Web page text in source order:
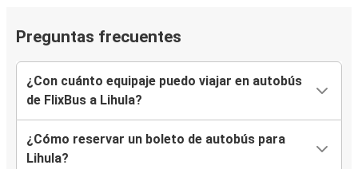
Preguntas frecuentes
¿Con cuánto equipaje puedo viajar en autobús
de FlixBus a Lihula?
¿Cómo reservar un boleto de autobús para
Lihula?